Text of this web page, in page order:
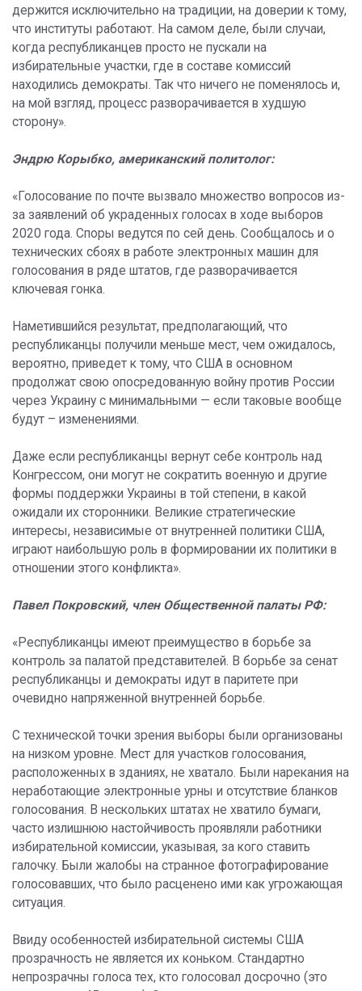
держится исключительно на традиции, на доверии к тому,
что институты работают. На самом деле, были случаи,
когда республиканцев просто не пускали на
избирательные участки, где в составе комиссий
находились демократы. Так что ничего не поменялось и,
на мой взгляд, процесс разворачивается в худшую
сторону».
Эндрю Корыбко, американский политолог:
«Голосование по почте вызвало множество вопросов из-
за заявлений об украденных голосах в ходе выборов
2020 года. Споры ведутся по сей день. Сообщалось и о
технических сбоях в работе электронных машин для
голосования в ряде штатов, где разворачивается
ключевая гонка.
Наметившийся результат, предполагающий, что
республиканцы получили меньше мест, чем ожидалось,
вероятно, приведет к тому, что США в основном
продолжат свою опосредованную войну против России
через Украину с минимальными — если таковые вообще
будут – изменениями.
Даже если республиканцы вернут себе контроль над
Конгрессом, они могут не сократить военную и другие
формы поддержки Украины в той степени, в какой
ожидали их сторонники. Великие стратегические
интересы, независимые от внутренней политики США,
играют наибольшую роль в формировании их политики в
отношении этого конфликта».
Павел Покровский, член Общественной палаты РФ:
«Республиканцы имеют преимущество в борьбе за
контроль за палатой представителей. В борьбе за сенат
республиканцы и демократы идут в паритете при
очевидно напряженной внутренней борьбе.
С технической точки зрения выборы были организованы
на низком уровне. Мест для участков голосования,
расположенных в зданиях, не хватало. Были нарекания на
неработающие электронные урны и отсутствие бланков
голосования. В нескольких штатах не хватило бумаги,
часто излишнюю настойчивость проявляли работники
избирательной комиссии, указывая, за кого ставить
галочку. Были жалобы на странное фотографирование
голосовавших, что было расценено ими как угрожающая
ситуация.
Ввиду особенностей избирательной системы США
прозрачность не является их коньком. Стандартно
непрозрачны голоса тех, кто голосовал досрочно (это